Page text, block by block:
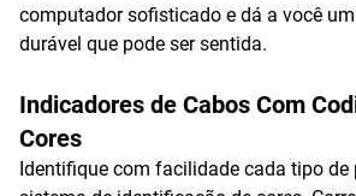
computador sofisticado e dá a você
durável que pode ser sentida.
Indicadores de Cabos Com
Cores
Identifique com facilidade cada tipo de